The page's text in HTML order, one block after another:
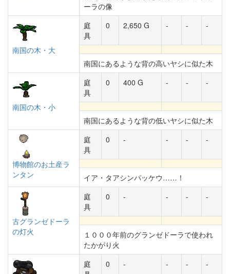
ーラの像
南国の木・大
庭
具
0 2,650 G - - -
南国にあるような背の高いヤシに似た木
南国の木・小
庭
具
0 400 G - - -
南国にあるような背の低いヤシに似た木
博物館のお土産ラ
ンタン
庭
具
0 - - - -
イア・タアシンパッケウ……！
古グランゼドーラ
の灯火
庭
具
0 - - - -
１０００年前のグランゼドーラで使われ
たかがり火
庭
0 - - - -